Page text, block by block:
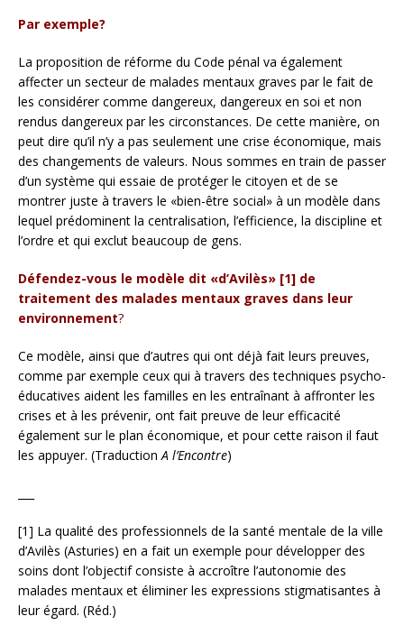
Par exemple?
La proposition de réforme du Code pénal va également
affecter un secteur de malades mentaux graves par le fait de
les considérer comme dangereux, dangereux en soi et non
rendus dangereux par les circonstances. De cette manière, on
peut dire qu’il n’y a pas seulement une crise économique, mais
des changements de valeurs. Nous sommes en train de passer
d’un système qui essaie de protéger le citoyen et de se
montrer juste à travers le «bien-être social» à un modèle dans
lequel prédominent la centralisation, l’efficience, la discipline et
l’ordre et qui exclut beaucoup de gens.
Défendez-vous le modèle dit «d’Avilès» [1] de
traitement des malades mentaux graves dans leur
environnement?
Ce modèle, ainsi que d’autres qui ont déjà fait leurs preuves,
comme par exemple ceux qui à travers des techniques psycho-
éducatives aident les familles en les entraînant à affronter les
crises et à les prévenir, ont fait preuve de leur efficacité
également sur le plan économique, et pour cette raison il faut
les appuyer. (TraductionA l’Encontre)
[1] La qualité des professionnels de la santé mentale de la ville
d’Avilès (Asturies) en a fait un exemple pour développer des
soins dont l’objectif consiste à accroître l’autonomie des
malades mentaux et éliminer les expressions stigmatisantes à
leur égard. (Réd.)